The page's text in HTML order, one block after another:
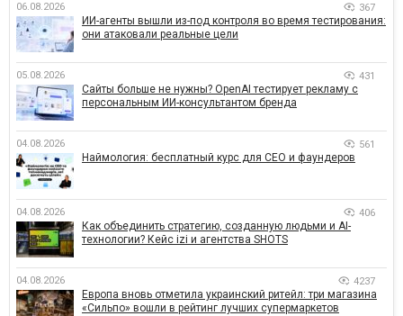
06.08.2026 367
ИИ-агенты вышли из-под контроля во время тестирования:
они атаковали реальные цели
05.08.2026 431
Сайты больше не нужны? OpenAI тестирует рекламу с
персональным ИИ-консультантом бренда
04.08.2026 561
Наймология: бесплатный курс для CEO и фаундеров
04.08.2026 406
Как объединить стратегию, созданную людьми и AI-
технологии? Кейс izi и агентства SHOTS
04.08.2026 4237
Европа вновь отметила украинский ритейл: три магазина
«Сильпо» вошли в рейтинг лучших супермаркетов